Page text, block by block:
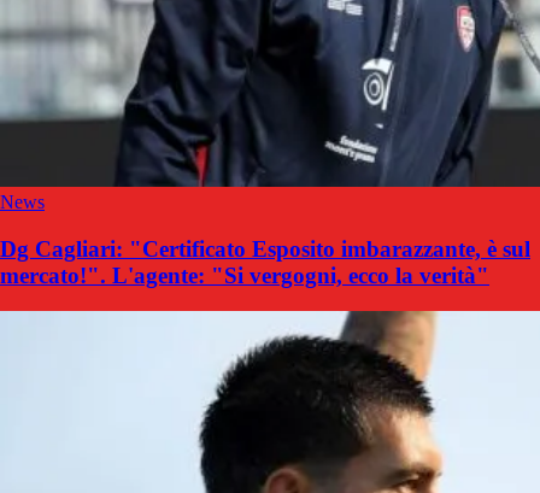
News
Dg Cagliari: "Certificato Esposito imbarazzante, è sul
mercato!". L'agente: "Si vergogni, ecco la verità"